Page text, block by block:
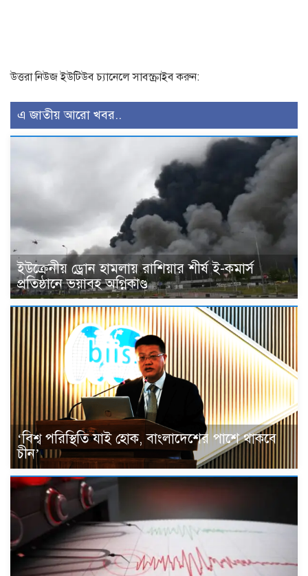
উত্তরা নিউজ ইউটিউব চ্যানেলে সাবস্ক্রাইব করুন:
এ জাতীয় আরো খবর..
ইউক্রেনীয় ড্রোন হামলায় রাশিয়ার শীর্ষ ই-কমার্স
প্রতিষ্ঠানে ভয়াবহ অগ্নিকাণ্ড
‘বিশ্ব পরিস্থিতি যাই হোক, বাংলাদেশের পাশে থাকবে
চীন’